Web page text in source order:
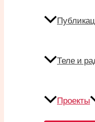
Теле и
Проекты